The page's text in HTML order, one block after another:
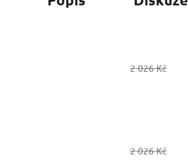
2 026 Kč
2 026 Kč